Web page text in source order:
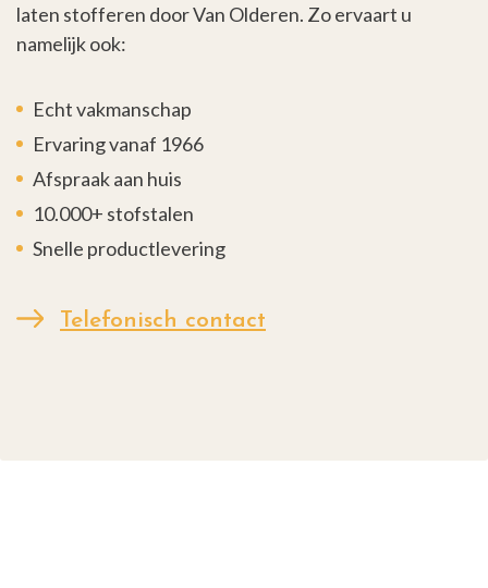
laten stofferen door Van Olderen. Zo ervaart u
namelijk ook:
Echt vakmanschap
Ervaring vanaf 1966
Afspraak aan huis
10.000+ stofstalen
Snelle productlevering
Telefonisch contact